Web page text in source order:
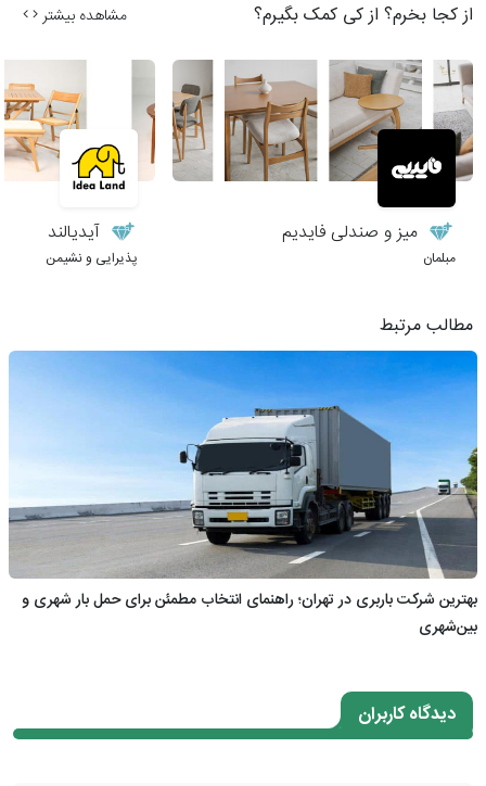
از کجا بخرم؟ از کی کمک بگیرم؟ مشاهده بیشتر
میز و صندلی فایدیم
مبلمان
آیدیالند
پذیرایی و نشیمن
مطالب مرتبط
بهترین شرکت باربری در تهران؛ راهنمای انتخاب مطمئن برای حمل بار شهری و
بین‌شهری
دیدگاه کاربران